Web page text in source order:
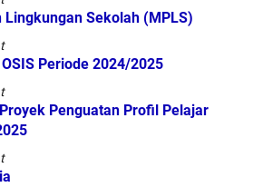
Lingkungan Sekolah (MPLS)
Periode 2024/2025
Penguatan Profil Pelajar